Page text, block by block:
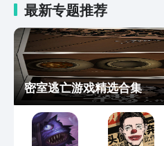
最新专题推荐
密室逃亡游戏精选合集